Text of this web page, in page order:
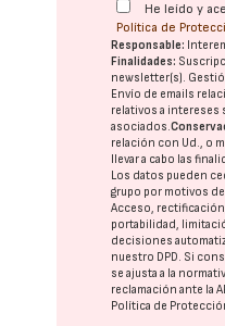
He leído y
Política de
Responsable:
Finalidades:
newsletter(s).
Envío de emails
relativos a intereses
asociados.
relación con Ud., o
llevar a cabo las
Los datos pueden
grupo por motivos
Acceso,
portabilidad,
decisiones
nuestro DPD. Si
se ajusta a la
reclamación ante la
Política de